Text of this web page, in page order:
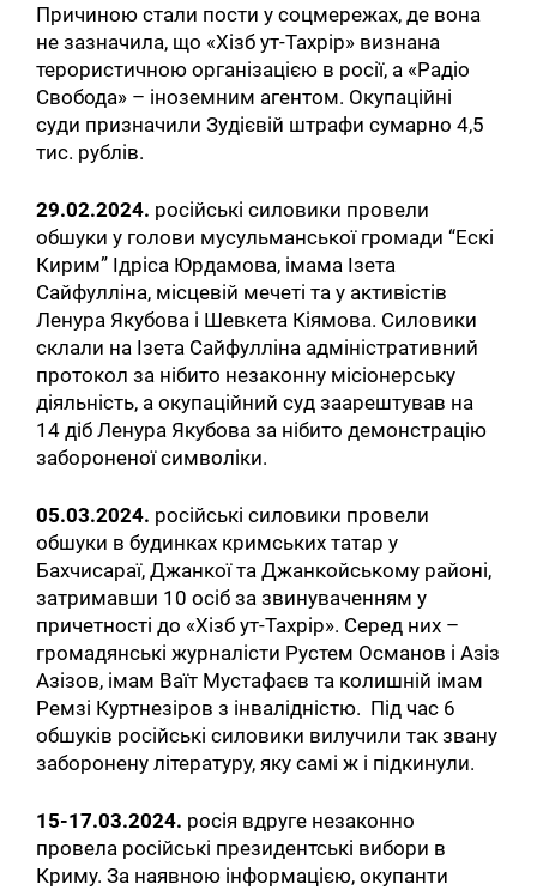
Причиною стали пости у соцмережах, де вона
не зазначила, що «Хізб ут-Тахрір» визнана
терористичною організацією в росії, а «Радіо
Свобода» – іноземним агентом. Окупаційні
суди призначили Зудієвій штрафи сумарно 4,5
тис. рублів.
29.02.2024. російські силовики провели
обшуки у голови мусульманської громади “Ескі
Кирим” Ідріса Юрдамова, імама Ізета
Сайфулліна, місцевій мечеті та у активістів
Ленура Якубова і Шевкета Кіямова. Силовики
склали на Ізета Сайфулліна адміністративний
протокол за нібито незаконну місіонерську
діяльність, а окупаційний суд заарештував на
14 діб Ленура Якубова за нібито демонстрацію
забороненої символіки.
05.03.2024. російські силовики провели
обшуки в будинках кримських татар у
Бахчисараї, Джанкої та Джанкойському районі,
затримавши 10 осіб за звинуваченням у
причетності до «Хізб ут-Тахрір». Серед них –
громадянські журналісти Рустем Османов і Азіз
Азізов, імам Ваїт Мустафаєв та колишній імам
Ремзі Куртнезіров з інвалідністю. Під час 6
обшуків російські силовики вилучили так звану
заборонену літературу, яку самі ж і підкинули.
15-17.03.2024. росія вдруге незаконно
провела російські президентські вибори в
Криму. За наявною інформацією, окупанти